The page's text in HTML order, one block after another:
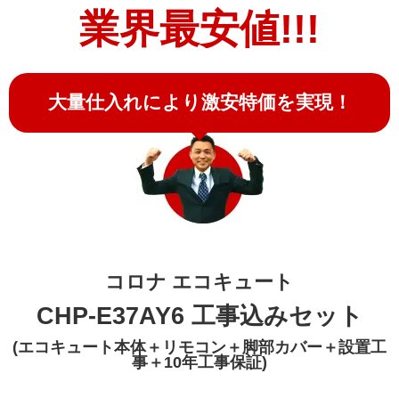
業界最安値!!!
大量仕入れにより激安特価を実現！
コロナ エコキュート
CHP-E37AY6 工事込みセット
(エコキュート本体＋リモコン＋脚部カバー＋設置工
事＋10年工事保証)